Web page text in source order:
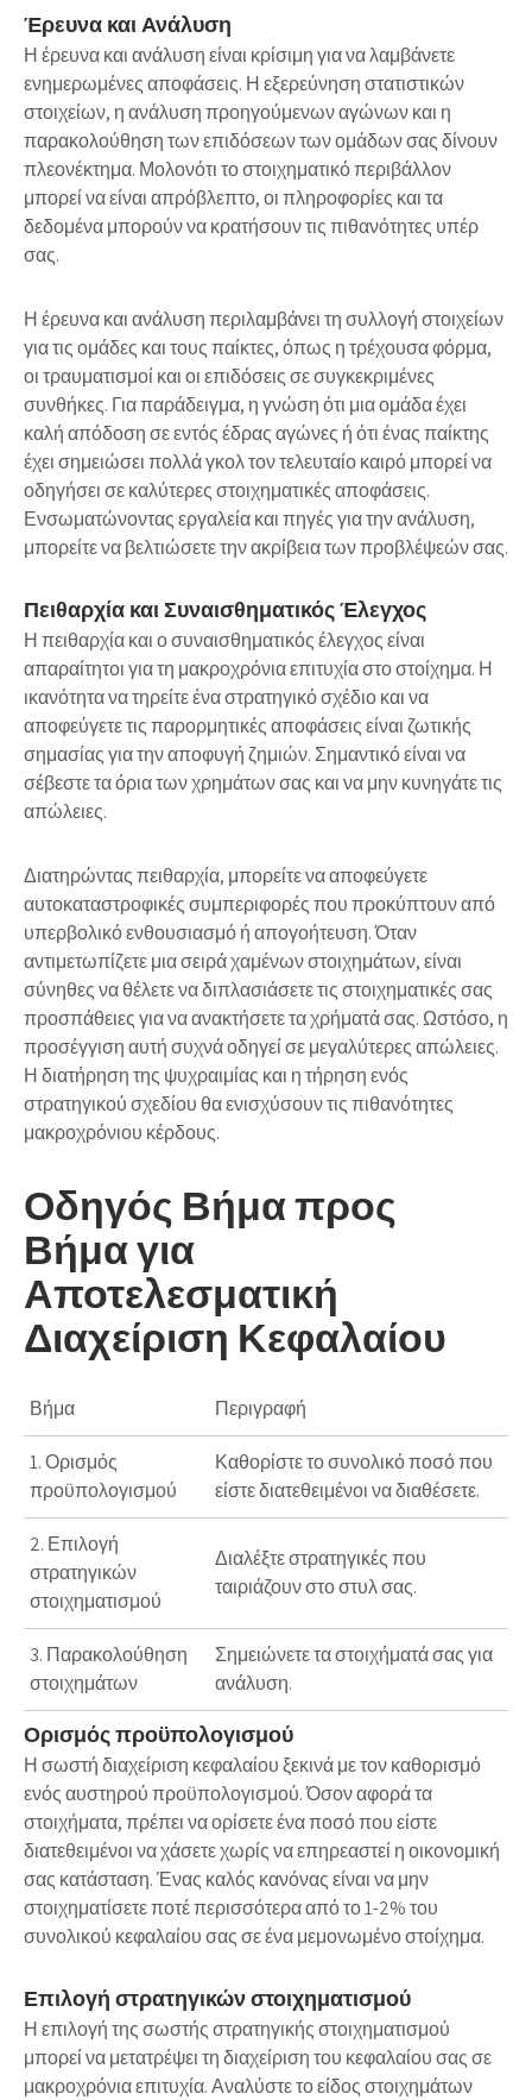
Έρευνα και Ανάλυση
Ηέρευνα και ανάλυσηείναι κρίσιμη για να λαμβάνετε
ενημερωμένες αποφάσεις. Η εξερεύνηση στατιστικών
στοιχείων, η ανάλυση προηγούμενων αγώνων και η
παρακολούθηση των επιδόσεων των ομάδων σας δίνουν
πλεονέκτημα. Μολονότι το στοιχηματικό περιβάλλον
μπορεί να είναι απρόβλεπτο, οι πληροφορίες και τα
δεδομένα μπορούν να κρατήσουν τις πιθανότητες υπέρ
σας.
Ηέρευνα και ανάλυσηπεριλαμβάνει τη συλλογή στοιχείων
για τις ομάδες και τους παίκτες, όπως η τρέχουσα φόρμα,
οι τραυματισμοί και οι επιδόσεις σε συγκεκριμένες
συνθήκες. Για παράδειγμα, η γνώση ότι μια ομάδα έχει
καλή απόδοση σε εντός έδρας αγώνες ή ότι ένας παίκτης
έχει σημειώσει πολλά γκολ τον τελευταίο καιρό μπορεί να
οδηγήσει σε καλύτερες στοιχηματικές αποφάσεις.
Ενσωματώνοντας εργαλεία και πηγές για την ανάλυση,
μπορείτε να βελτιώσετε την ακρίβεια των προβλέψεών σας.
Πειθαρχία και Συναισθηματικός Έλεγχος
Ηπειθαρχία και ο συναισθηματικός έλεγχοςείναι
απαραίτητοι για τη μακροχρόνια επιτυχία στο στοίχημα. Η
ικανότητα να τηρείτε ένα στρατηγικό σχέδιο και να
αποφεύγετε τις παρορμητικές αποφάσεις είναι ζωτικής
σημασίας για την αποφυγή ζημιών. Σημαντικό είναι να
σέβεστε τα όρια των χρημάτων σας και να μην κυνηγάτε τις
απώλειες.
Διατηρώντας πειθαρχία, μπορείτε να αποφεύγετε
αυτοκαταστροφικές συμπεριφορές που προκύπτουν από
υπερβολικό ενθουσιασμό ή απογοήτευση. Όταν
αντιμετωπίζετε μια σειρά χαμένων στοιχημάτων, είναι
σύνηθες να θέλετε να διπλασιάσετε τις στοιχηματικές σας
προσπάθειες για να ανακτήσετε τα χρήματά σας. Ωστόσο, η
προσέγγιση αυτή συχνά οδηγεί σε μεγαλύτερες απώλειες.
Η διατήρηση της ψυχραιμίας και η τήρηση ενός
στρατηγικού σχεδίου θα ενισχύσουν τις πιθανότητες
μακροχρόνιου κέρδους.
Οδηγός Βήμα προς
Βήμα για
Αποτελεσματική
Διαχείριση Κεφαλαίου
Βήμα Περιγραφή
1. Ορισμός
προϋπολογισμού
Καθορίστε το συνολικό ποσό που
είστε διατεθειμένοι να διαθέσετε.
2. Επιλογή
στρατηγικών
στοιχηματισμού
Διαλέξτε στρατηγικές που
ταιριάζουν στο στυλ σας.
3. Παρακολούθηση
στοιχημάτων
Σημειώνετε τα στοιχήματά σας για
ανάλυση.
Ορισμός προϋπολογισμού
Η σωστή διαχείριση κεφαλαίου ξεκινά με τον καθορισμό
ενός αυστηρού προϋπολογισμού. Όσον αφορά τα
στοιχήματα, πρέπει να ορίσετε ένα ποσό που είστε
διατεθειμένοι να χάσετε χωρίς να επηρεαστεί η οικονομική
σας κατάσταση. Ένας καλός κανόνας είναι να μην
στοιχηματίσετε ποτέ περισσότερα από το 1-2% του
συνολικού κεφαλαίου σας σε ένα μεμονωμένο στοίχημα.
Επιλογή στρατηγικών στοιχηματισμού
Η επιλογή της σωστής στρατηγικής στοιχηματισμού
μπορεί να μετατρέψει τη διαχείριση του κεφαλαίου σας σε
μακροχρόνια επιτυχία. Αναλύστε το είδος στοιχημάτων